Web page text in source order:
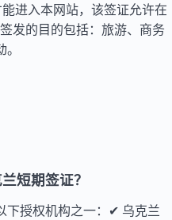
进入本网站，该签证允许在
发的目的包括：旅游、商务
短期签证？
下授权机构之一：✔ 乌克兰